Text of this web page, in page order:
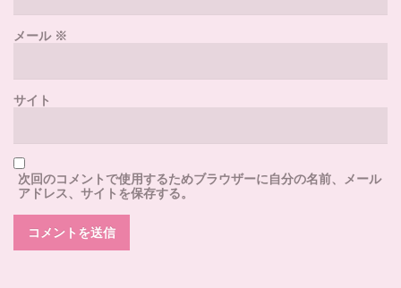
メール※
サイト
次回のコメントで使用するためブラウザーに自分の名前、メール
アドレス、サイトを保存する。